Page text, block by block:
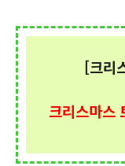
[크리
크리스마스